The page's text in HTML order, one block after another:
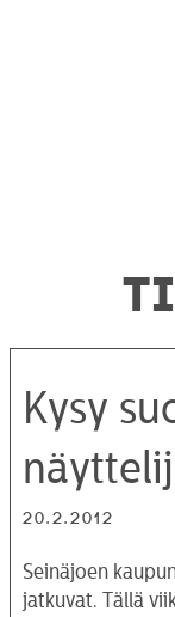
Kysy
20.2.2012
Seinäjoen
jatkuvat. Tällä